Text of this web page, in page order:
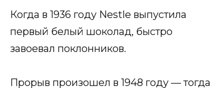
Когда в 1936 году Nestle выпустила
первый белый шоколад, быстро
завоевал поклонников.
Прорыв произошел в 1948 году — тогда